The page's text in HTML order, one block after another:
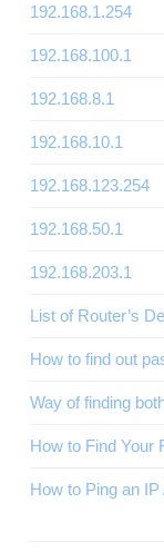
192.168.1.254
192.168.100.1
192.168.8.1
192.168.10.1
192.168.123.254
192.168.50.1
192.168.203.1
List of Router’s
How to find out
Way of finding
How to Find Your
How to Ping an IP